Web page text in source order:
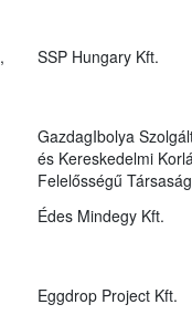
SSP Hungary Kft.
GazdagIbolya
és Kereskedelmi
Felelősségű Társaság
Édes Mindegy Kft.
Eggdrop Project Kft.